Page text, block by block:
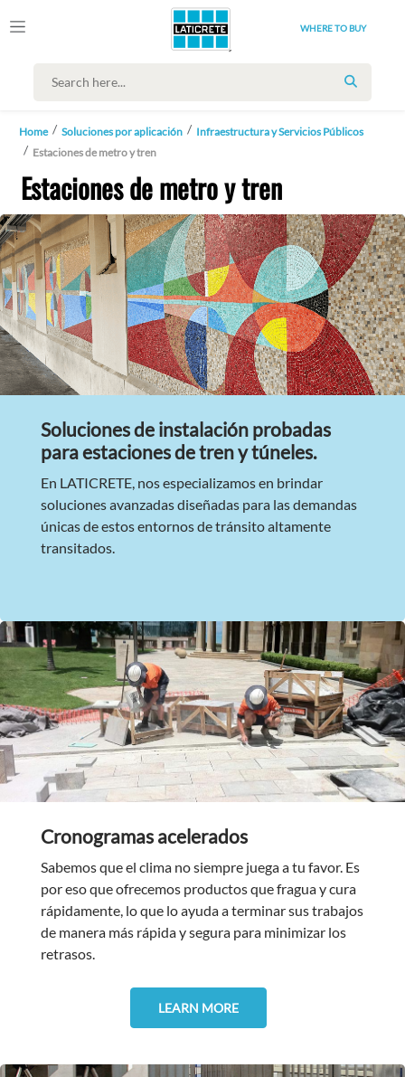
WHERE TO BUY
SEARCH
Home Soluciones por aplicación
Infraestructura y Servicios Públicos
Estaciones de metro y tren
Estaciones de metro y tren
Soluciones de instalación probadas
para estaciones de tren y túneles.
En LATICRETE, nos especializamos en brindar
soluciones avanzadas diseñadas para las demandas
únicas de estos entornos de tránsito altamente
transitados.
Cronogramas acelerados
Sabemos que el clima no siempre juega a tu favor. Es
por eso que ofrecemos productos que fragua y cura
rápidamente, lo que lo ayuda a terminar sus trabajos
de manera más rápida y segura para minimizar los
retrasos.
LEARN MORE